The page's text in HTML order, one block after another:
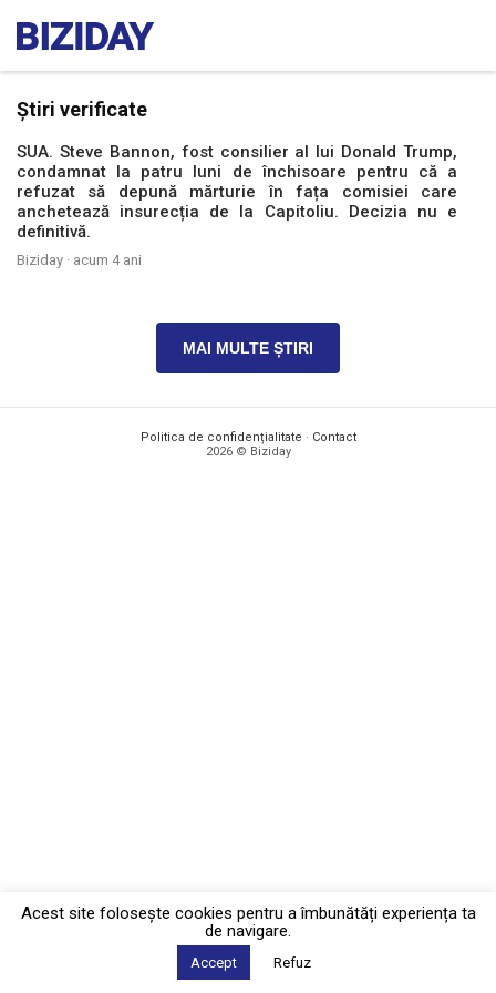
Știri verificate
SUA. Steve Bannon, fost consilier al lui Donald Trump,
condamnat la patru luni de închisoare pentru că a
refuzat să depună mărturie în fața comisiei care
anchetează insurecția de la Capitoliu. Decizia nu e
definitivă.
Biziday · acum 4 ani
MAI MULTE ȘTIRI
Politica de confidențialitate · Contact
2026 © Biziday
Acest site foloseşte cookies pentru a îmbunătăți experiența ta
de navigare.
Accept Refuz